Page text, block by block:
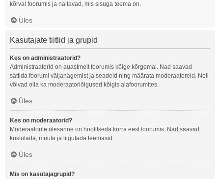
kõrval foorumis ja näitavad, mis sisuga teema on.
Üles
Kasutajate tiitlid ja grupid
Kes on administraatorid?
Administraatorid on auastmelt foorumis kõige kõrgemal. Nad saavad
sättida foorumi väljanägemist ja seadeid ning määrata moderaatoreid. Neil
võivad olla ka moderaatoriõigused kõigis alafoorumites.
Üles
Kes on moderaatorid?
Moderaatorite ülesanne on hoolitseda korra eest foorumis. Nad saavad
kustutada, muuta ja liigutada teemasid.
Üles
Mis on kasutajagrupid?